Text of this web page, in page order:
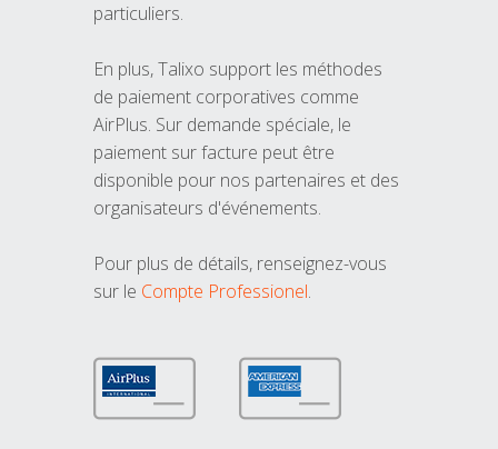
particuliers.
En plus, Talixo support les méthodes
de paiement corporatives comme
AirPlus. Sur demande spéciale, le
paiement sur facture peut être
disponible pour nos partenaires et des
organisateurs d'événements.
Pour plus de détails, renseignez-vous
sur le Compte Professionel.